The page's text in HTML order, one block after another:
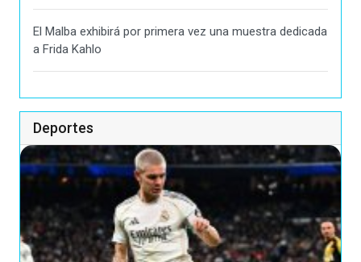
El Malba exhibirá por primera vez una muestra dedicada
a Frida Kahlo
Deportes